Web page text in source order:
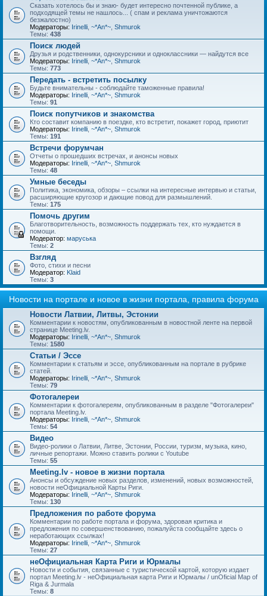
Сказать хотелось бы и знаю- будет интересно почтенной публике, а
подходящей темы не нашлось... ( спам и реклама уничтожаются
безжалостно)
Модераторы: Irinelli ~*An*~ Shmurok
Темы: 438
Поиск людей
Друзья и родственники, однокурсники и одноклассники — найдутся все
Модераторы: Irinelli ~*An*~ Shmurok
Темы: 773
Передать - встретить посылку
Будьте внимательны - соблюдайте таможенные правила!
Модераторы: Irinelli ~*An*~ Shmurok
Темы: 91
Поиск попутчиков и знакомства
Кто составит компанию в поездке, кто встретит, покажет город, приютит
Модераторы: Irinelli ~*An*~ Shmurok
Темы: 191
Встречи форумчан
Отчеты о прошедших встречах, и анонсы новых
Модераторы: Irinelli ~*An*~ Shmurok
Темы: 48
Умные беседы
Политика, экономика, обзоры – ссылки на интересные интервью и статьи,
расширяющие кругозор и дающие повод для размышлений.
Темы: 175
Помочь другим
Благотворительность, возможность поддержать тех, кто нуждается в
помощи.
Модератор: маруська
Темы: 2
Взгляд
Фото, стихи и песни
Модератор: Klaid
Темы: 3
Новости на портале и новое в жизни портала, правила форума
Новости Латвии, Литвы, Эстонии
Комментарии к новостям, опубликованным в новостной ленте на первой
странице Meeting.lv.
Модераторы: Irinelli ~*An*~ Shmurok
Темы: 1580
Статьи / Эссе
Комментарии к статьям и эссе, опубликованным на портале в рубрике
статей.
Модераторы: Irinelli ~*An*~ Shmurok
Темы: 79
Фотогалереи
Комментарии к фотогалереям, опубликованным в разделе "Фотогалереи"
портала Meeting.lv.
Модераторы: Irinelli ~*An*~ Shmurok
Темы: 54
Видео
Видео-ролики о Латвии, Литве, Эстонии, России, туризм, музыка, кино,
личные репортажи. Можно ставить ролики с Youtube
Темы: 55
Meeting.lv - новое в жизни портала
Анонсы и обсуждение новых разделов, изменений, новых возможностей,
новости неОфициальной Карты Риги.
Модераторы: Irinelli ~*An*~ Shmurok
Темы: 130
Предложения по работе форума
Комментарии по работе портала и форума, здоровая критика и
предложения по совершенствованию, пожалуйста сообщайте здесь о
неработающих ссылках!
Модераторы: Irinelli ~*An*~ Shmurok
Темы: 27
неОфициальная Карта Риги и Юрмалы
Новости и события, связанные с туристической картой, которую издает
портал Meeting.lv - неОфициальная карта Риги и Юрмалы / unOficial Map of
Riga & Jurmala
Темы: 8